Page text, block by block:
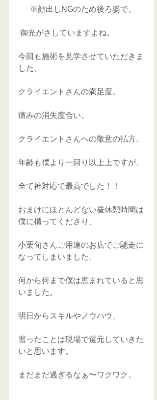
※顔出しNGのため後ろ姿で。
御光がさしていますよね。
今回も施術を見学させていただきま
した。
クライエントさんの満足度。
痛みの消失度合い。
クライエントさんへの敬意の払方。
年齢も僕より一回り以上上ですが、
全て神対応で最高でした！！
おまけにほとんどない昼休憩時間は
僕に構ってくださり、
小栗旬さんご用達のお店でご馳走に
なってしまいました。
何から何まで僕は恵まれていると思
いました。
明日からスキルやノウハウ、
習ったことは現場で還元していきた
いと思います。
まだまだ過ぎるなぁ〜ワクワク。